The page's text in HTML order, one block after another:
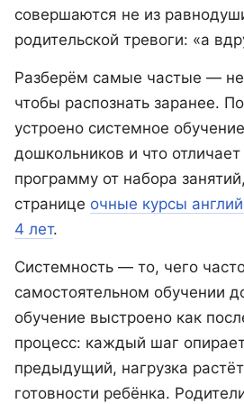
совершаются не из
родительской тревоги: «а
Разберём самые частые — не
чтобы распознать заранее.
устроено системное
дошкольников и что
программу от набора
странице очные курсы
4 лет.
Системность — то, чего
самостоятельном обучении
обучение выстроено как
процесс: каждый шаг
предыдущий, нагрузка
готовности ребёнка.